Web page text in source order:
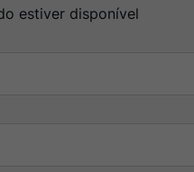
estiver disponível